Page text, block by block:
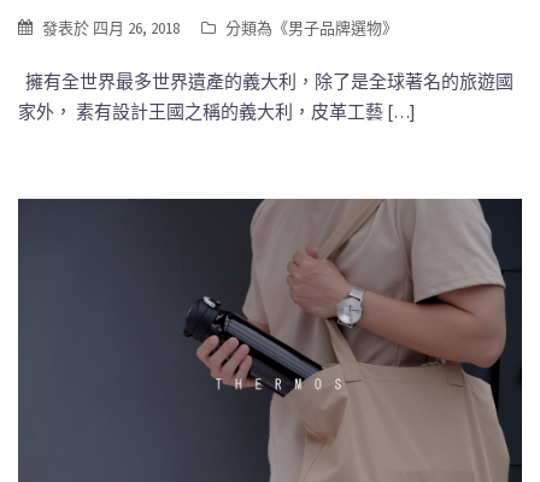
發表於 四月 26, 2018 分類為《男子品牌選物》
擁有全世界最多世界遺產的義大利，除了是全球著名的旅遊國
家外， 素有設計王國之稱的義大利，皮革工藝 […]